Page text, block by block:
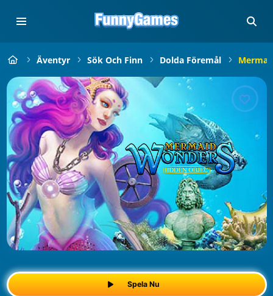
Äventyr Sök Och Finn Dolda Föremål
Spela Nu